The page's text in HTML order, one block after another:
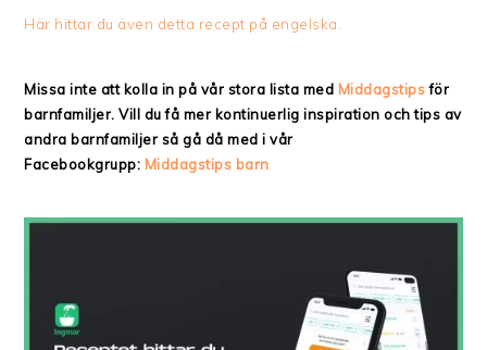
Här hittar du även detta recept på engelska.
Missa inte att kolla in på vår stora lista med Middagstipsför
barnfamiljer. Vill du få mer kontinuerlig inspiration och tips av
andra barnfamiljer så gå då med i vår
Facebookgrupp: Middagstips barn